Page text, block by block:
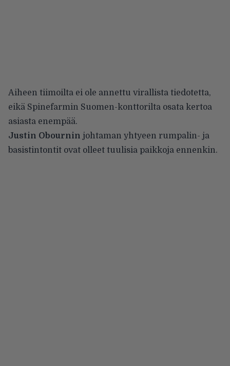
Aiheen tiimoilta ei ole annettu virallista tiedotetta,
eikä Spinefarmin Suomen-konttorilta osata kertoa
asiasta enempää.
Justin Obournin johtaman yhtyeen rumpalin- ja
basistintontit ovat olleet tuulisia paikkoja ennenkin.